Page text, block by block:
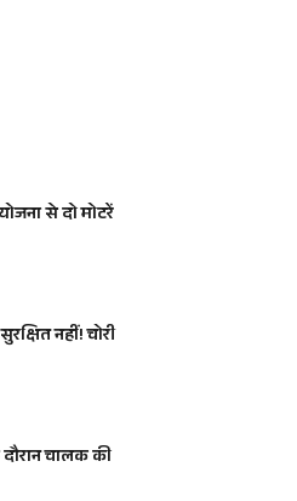
से दो मोटरें
नहीं! चोरी
चालक की